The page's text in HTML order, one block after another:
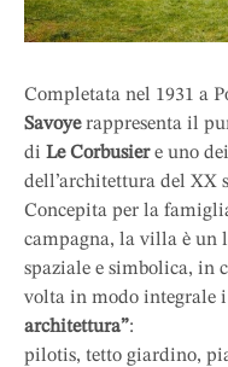
Completata nel 1931 a
Savoyerappresenta il
di Le Corbusiere uno
dell’architettura del XX
Concepita per la
campagna, la villa è un
spaziale e simbolica, in
volta in modo integrale i
architettura”:
pilotis, tetto giardino,